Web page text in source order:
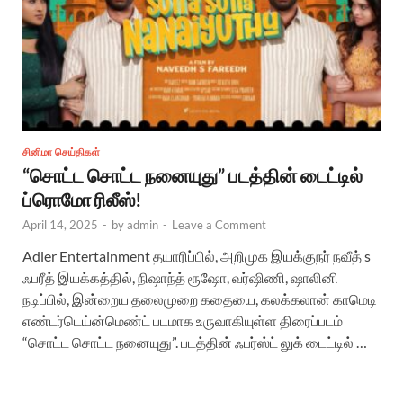
சினிமா செய்திகள்
“சொட்ட சொட்ட நனையுது” படத்தின் டைட்டில்
ப்ரொமோ ரிலீஸ்!
April 14, 2025 - byadmin - Leave a Comment
Adler Entertainment தயாரிப்பில், அறிமுக இயக்குநர் நவீத் s
ஃபரீத் இயக்கத்தில், நிஷாந்த் ரூஷோ, வர்ஷிணி, ஷாலினி
நடிப்பில், இன்றைய தலைமுறை கதையை, கலக்கலான் காமெடி
எண்டர்டெய்ன்மெண்ட் படமாக உருவாகியுள்ள திரைப்படம்
“சொட்ட சொட்ட நனையுது”. படத்தின் ஃபர்ஸ்ட் லுக் டைட்டில் …